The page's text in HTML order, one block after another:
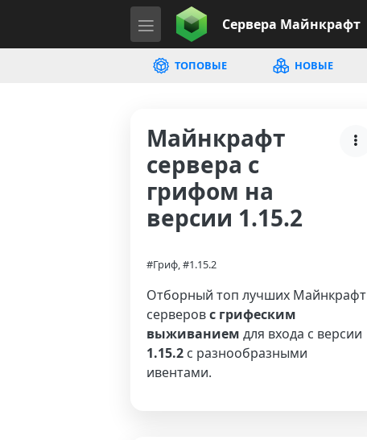
Сервера Майнкрафт
ТОПОВЫЕ НОВЫЕ
Майнкрафт
сервера с
грифом на
версии 1.15.2
#Гриф, #1.15.2
Отборный топ лучших Майнкрафт
серверовс грифеским
выживанием для входа с версии
1.15.2 с разнообразными
ивентами.